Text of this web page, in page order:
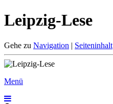
Leipzig-Lese
Gehe zu Navigation | Seiteninhalt
Menü